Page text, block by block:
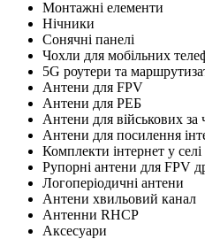
Монтажні елементи
Нічники
Сонячні панелі
Чохли для мобільних
5G роутери та
Антени для FPV
Антени для РЕБ
Антени для військових за
Антени для посилення
Комплекти інтернет у селі
Рупорні антени для FPV
Логоперіодичні антени
Антени хвильовий канал
Антенни RHCP
Аксесуари